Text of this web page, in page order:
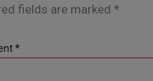
fields are marked *
*